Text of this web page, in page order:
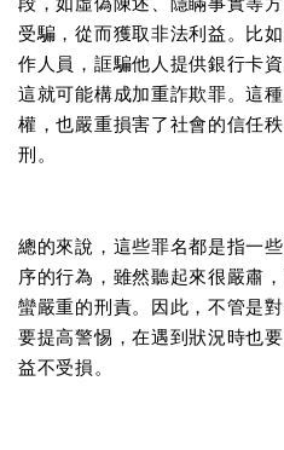
受騙，從而獲取非法利益。比
作人員，誆騙他人提供銀行卡
這就可能構成加重詐欺罪。這
權，也嚴重損害了社會的信任
刑。
總的來說，這些罪名都是指一
序的行為，雖然聽起來很嚴肅
蠻嚴重的刑責。因此，不管是
要提高警惕，在遇到狀況時也
益不受損。